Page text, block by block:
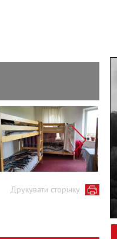
Друкувати сторінку